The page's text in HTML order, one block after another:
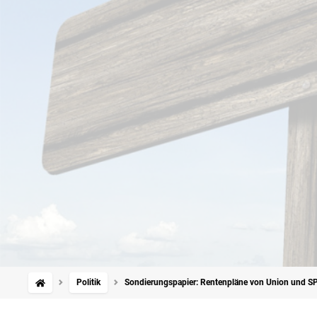
Politik Sondierungspapier: Rentenpläne von Union und